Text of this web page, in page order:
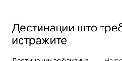
Дестинации што
истражите